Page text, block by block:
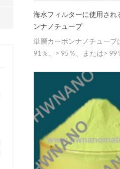
海水フィルターに使用され
ンナノチューブ
単層カーボンナノチューブ
91％、> 95％、または> 99